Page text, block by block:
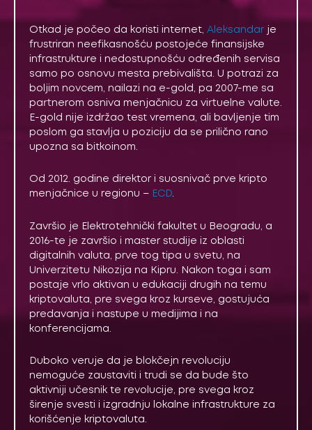
Otkad je počeo da koristi internet, Aleksandar je
frustriran neefikasnošću postojeće finansijske
infrastrukture i nedostupnošću određenih servisa
samo po osnovu mesta prebivališta. U potrazi za
boljim novcem, nailazi na e-gold, pa 2007-me sa
partnerom osniva menjačnicu za virtuelne valute.
E-gold nije izdržao test vremena, ali bavljenje tim
poslom ga stavlja u poziciju da se prilično rano
upozna sa bitkoinom.
Od 2012. godine direktor i suosnivač prve kripto
menjačnice u regionu – ECD.
Završio je Elektrotehnički fakultet u Beogradu, a
2016-te je završio i master studije iz oblasti
digitalnih valuta, prve tog tipa u svetu, na
Univerzitetu Nikozija na Kipru. Nakon toga i sam
postaje vrlo aktivan u edukaciji drugih na temu
kriptovaluta, pre svega kroz kurseve, gostujuća
predavanja i nastupe u medijima i na
konferencijama.
Duboko veruje da je blokčejn revoluciju
nemoguće zaustaviti i trudi se da bude što
aktivniji učesnik te revolucije, pre svega kroz
širenje svesti i izgradnju lokalne infrastrukture za
korišćenje kriptovaluta.